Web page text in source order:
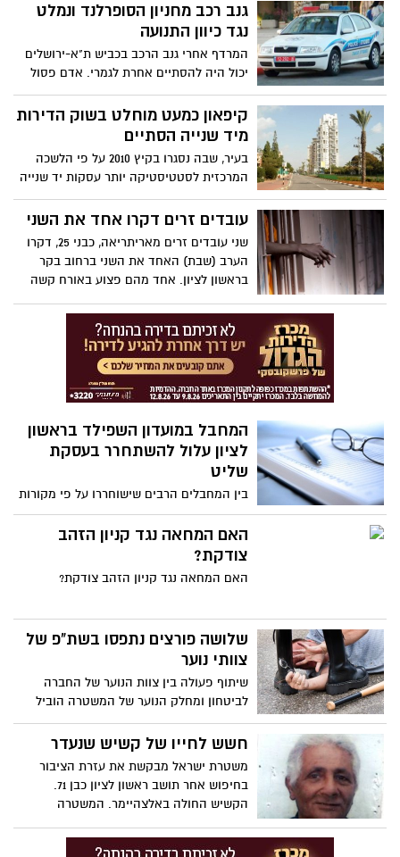
גנב רכב מחניון הסופרלנד ונמלט
נגד כיוון התנועה
המרדף אחרי גנב הרכב בכביש ת"א-ירושלים
יכול היה להסתיים אחרת לגמרי. אדם פסול
נהיגה שגנב רכב מחניון הסופרלנד, ניסה
בתחילה להימלט אבל כשהבין שהוא עומד
להיעצר הסתובב - ונמלט בנסיעה נגד כיוון
קיפאון כמעט מוחלט בשוק הדירות
מיד שנייה הסתיים
בעיר, שבה נסגרו בקיץ 2010 על פי הלשכה
המרכזית לסטטיסטיקה יותר עסקות יד שנייה
מבכל עיר במרכז הארץ, היה מדובר בקיץ 2011
במתחם נדל"ני מת.
עובדים זרים דקרו אחד את השני
שני עובדים זרים מאריתריאה, כבני 25, דקרו
הערב (שבת) האחד את השני ברחוב בקר
בראשון לציון. אחד מהם פצוע באורח קשה
המחבל במועדון השפילד בראשון
לציון עלול להשתחרר בעסקת
שליט
בין המחבלים הרבים שישוחררו על פי מקורות
פלסטינים גם וואליד אנג'ס שהעביר מטענים
ומתאבדים שהשתתפו לפיגוע במועדון
האם המחאה נגד קניון הזהב
צודקת?
האם המחאה נגד קניון הזהב צודקת?
שלושה פורצים נתפסו בשת"פ של
צוותי נוער
שיתוף פעולה בין צוות הנוער של החברה
לביטחון ומחלק הנוער של המשטרה הוביל
לתפיסתם של שלושה פורצים.
חשש לחייו של קשיש שנעדר
משטרת ישראל מבקשת את עזרת הציבור
בחיפוש אחר תושב ראשון לציון כבן 71.
הקשיש החולה באלצהיימר. המשטרה
הנעדר ומבקשת את עזרת הציבור.